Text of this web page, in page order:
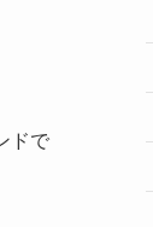
ドで